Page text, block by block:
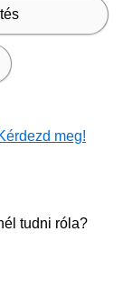
meg!
tudni róla?